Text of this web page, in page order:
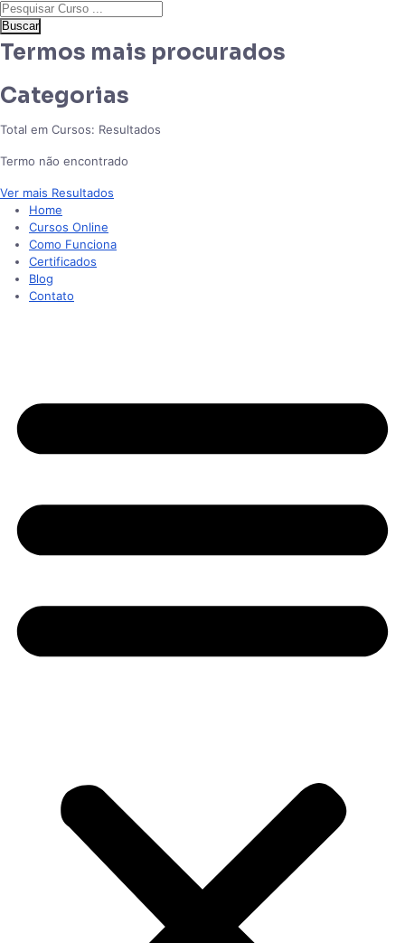
Buscar
Termos mais procurados
Categorias
Total em Cursos: Resultados
Termo não encontrado
Ver mais Resultados
Home
Cursos Online
Como Funciona
Certificados
Blog
Contato